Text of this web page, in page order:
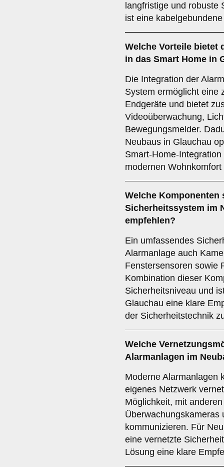
langfristige und robuste
ist eine
Welche Vorteile bietet
in das Smart Home in
Die Integration der
System ermöglicht eine
Endgeräte und bietet
Videoüberwachung,
Bewegungsmelder.
Neubaus in Glauchau
Smart-Home-
modernen
Welche Komponenten
Sicherheitssystem im
empfehlen?
Ein umfassendes
Alarmanlage auch
Fenstersensoren sowie
Kombination dieser
Sicherheitsniveau und
Glauchau eine klare
der Sicherheitstechnik
Welche
Alarmanlagen im
Moderne Alarmanlagen
eigenes Netzwerk
Möglichkeit, mit
Überwachungskameras
kommunizieren. Für
eine vernetzte
Lösung eine klare